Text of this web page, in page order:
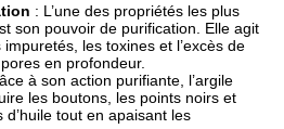
: L’une des propriétés les plus
son pouvoir de purification. Elle agit
les toxines et l’excès de
en profondeur.
à son action purifiante, l’argile
les boutons, les points noirs et
d’huile tout en apaisant les